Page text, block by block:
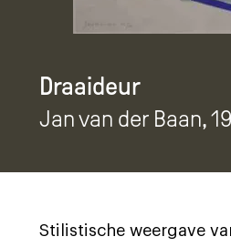
Draaideur
Jan van der Baan,
Stilistische weergave